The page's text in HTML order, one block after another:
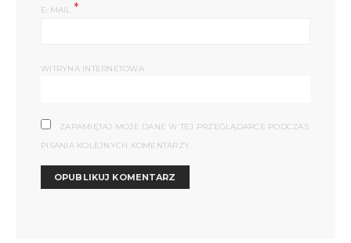
E-MAIL *
WITRYNA INTERNETOWA
ZAPAMIĘTAJ MOJE DANE W TEJ PRZEGLĄDARCE PODCZAS
PISANIA KOLEJNYCH KOMENTARZY.